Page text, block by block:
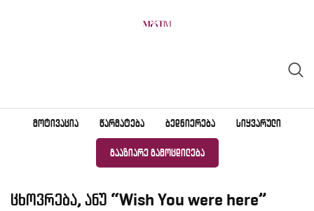
ᲛᲝᲢᲘᲕᲐᲪᲘᲐ ᲬᲐᲠᲛᲐᲢᲔᲑᲐ ᲑᲔᲓᲜᲘᲔᲠᲔᲑᲐ ᲡᲘᲧᲕᲐᲠᲣᲚᲘ
ᲒᲐᲐᲖᲘᲐᲠᲔ ᲒᲐᲛᲝᲪᲓᲘᲚᲔᲑᲐ
ცხოვრება, ანუ “Wish You were here”